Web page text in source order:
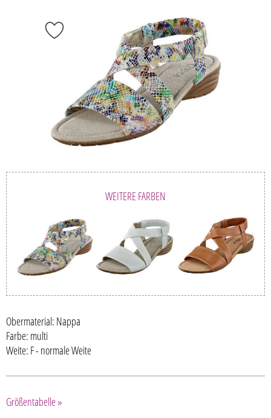
WEITERE FARBEN
Obermaterial: Nappa
Farbe: multi
Weite: F - normale Weite
Größentabelle »